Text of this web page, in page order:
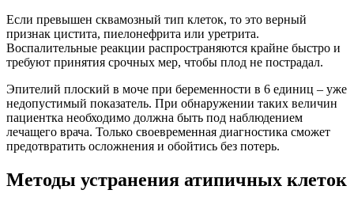
Если превышен сквамозный тип клеток, то это верный
признак цистита, пиелонефрита или уретрита.
Воспалительные реакции распространяются крайне быстро и
требуют принятия срочных мер, чтобы плод не пострадал.
Эпителий плоский в моче при беременности в 6 единиц – уже
недопустимый показатель. При обнаружении таких величин
пациентка необходимо должна быть под наблюдением
лечащего врача. Только своевременная диагностика сможет
предотвратить осложнения и обойтись без потерь.
Методы устранения атипичных клеток